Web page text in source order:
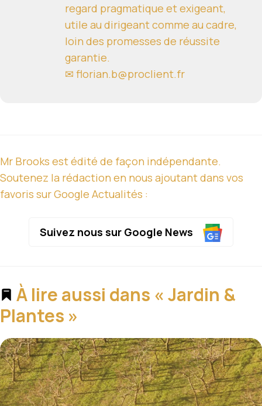
regard pragmatique et exigeant,
utile au dirigeant comme au cadre,
loin des promesses de réussite
garantie.
✉ florian.b@proclient.fr
Mr Brooks est édité de façon indépendante.
Soutenez la rédaction en nous ajoutant dans vos
favoris sur Google Actualités :
Suivez nous sur Google News
À lire aussi dans « Jardin &
Plantes »